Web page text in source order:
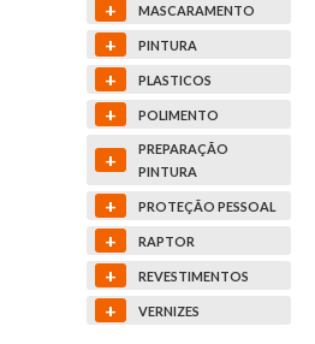
+ MASCARAMENTO
+ PINTURA
+ PLASTICOS
+ POLIMENTO
+
PREPARAÇÃO
PINTURA
+ PROTEÇÃO PESSOAL
+ RAPTOR
+ REVESTIMENTOS
+ VERNIZES